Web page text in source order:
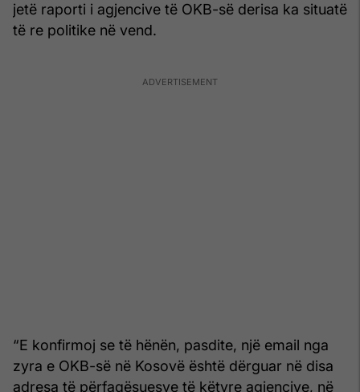
jetë raporti i agjencive të OKB-së derisa ka situatë
të re politike në vend.
“E konfirmoj se të hënën, pasdite, një email nga
zyra e OKB-së në Kosovë është dërguar në disa
adresa të përfaqësuesve të këtyre agjencive, në